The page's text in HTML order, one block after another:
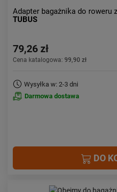
Adapter bagażnika do roweru
TUBUS
79,26 zł
Cena katalogowa: 99,90 zł
Wysyłka w: 2-3 dni
Darmowa dostawa
DO